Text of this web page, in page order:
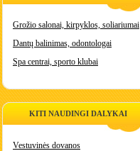
Grožio salonai, kirpyklos, soliariumai
Dantų balinimas, odontologai
Spa centrai, sporto klubai
KITI NAUDINGI DALYKAI
Vestuvinės dovanos